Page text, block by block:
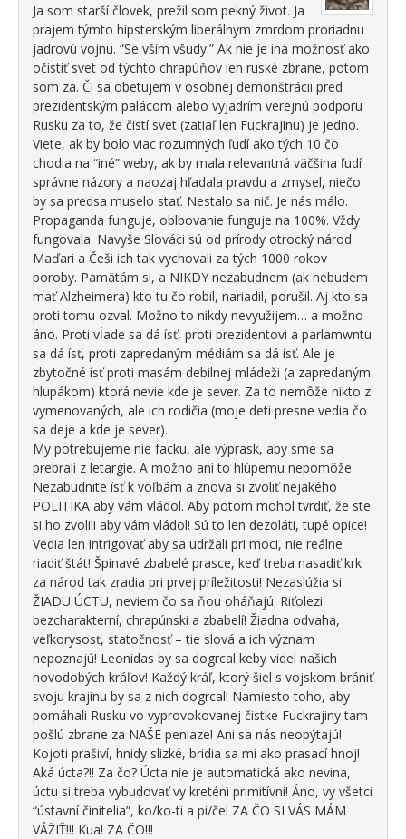
Ja som starší človek, prežil som pekný život. Ja
prajem týmto hipsterským liberálnym zmrdom proriadnu
jadrovú vojnu. “Se vším všudy.” Ak nie je iná možnosť ako
očistiť svet od týchto chrapúňov len ruské zbrane, potom
som za. Či sa obetujem v osobnej demonštrácii pred
prezidentským palácom alebo vyjadrím verejnú podporu
Rusku za to, že čistí svet (zatiaľ len Fuckrajinu) je jedno.
Viete, ak by bolo viac rozumných ľudí ako tých 10 čo
chodia na “iné” weby, ak by mala relevantná väčšina ľudí
správne názory a naozaj hľadala pravdu a zmysel, niečo
by sa predsa muselo stať. Nestalo sa nič. Je nás málo.
Propaganda funguje, oblbovanie funguje na 100%. Vždy
fungovala. Navyše Slováci sú od prírody otrocký národ.
Maďari a Češi ich tak vychovali za tých 1000 rokov
poroby. Pamätám si, a NIKDY nezabudnem (ak nebudem
mať Alzheimera) kto tu čo robil, nariadil, porušil. Aj kto sa
proti tomu ozval. Možno to nikdy nevyužijem… a možno
áno. Proti vĺade sa dá ísť, proti prezidentovi a parlamwntu
sa dá ísť, proti zapredaným médiám sa dá ísť. Ale je
zbytočné ísť proti masám debilnej mládeži (a zapredaným
hlupákom) ktorá nevie kde je sever. Za to nemôže nikto z
vymenovaných, ale ich rodičia (moje deti presne vedia čo
sa deje a kde je sever).
My potrebujeme nie facku, ale výprask, aby sme sa
prebrali z letargie. A možno ani to hlúpemu nepomôže.
Nezabudnite ísť k voľbám a znova si zvoliť nejakého
POLITIKA aby vám vládol. Aby potom mohol tvrdiť, že ste
si ho zvolili aby vám vládol! Sú to len dezoláti, tupé opice!
Vedia len intrigovať aby sa udržali pri moci, nie reálne
riadiť štát! Špinavé zbabelé prasce, keď treba nasadiť krk
za národ tak zradia pri prvej príležitosti! Nezaslúžia si
ŽIADU ÚCTU, neviem čo sa ňou oháňajú. Riťolezi
bezcharakterní, chrapúnski a zbabelí! Žiadna odvaha,
veľkorysosť, statočnosť – tie slová a ich význam
nepoznajú! Leonidas by sa dogrcal keby videl našich
novodobých kráľov! Každý kráľ, ktorý šiel s vojskom brániť
svoju krajinu by sa z nich dogrcal! Namiesto toho, aby
pomáhali Rusku vo vyprovokovanej čistke Fuckrajiny tam
pošlú zbrane za NAŠE peniaze! Ani sa nás neopýtajú!
Kojoti prašiví, hnidy slizké, bridia sa mi ako prasací hnoj!
Aká úcta?!! Za čo? Úcta nie je automatická ako nevina,
úctu si treba vybudovať vy kreténi primitívni! Áno, vy všetci
“ústavní činitelia”, ko/ko-ti a pi/če! ZA ČO SI VÁS MÁM
VÁŽIŤ!!! Kua! ZA ČO!!!